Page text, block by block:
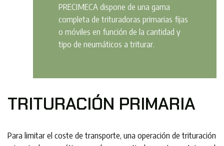
PRECIMECA dispone de una gama
completa de trituradoras primarias fijas
o móviles en función de la cantidad y
tipo de neumáticos a triturar.
TRITURACIÓN PRIMARIA
Para limitar el coste de transporte, una operación de trituración